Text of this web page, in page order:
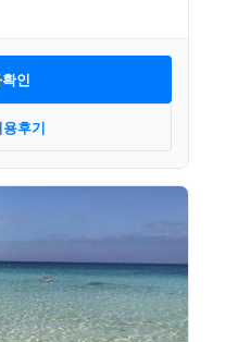
인
후기